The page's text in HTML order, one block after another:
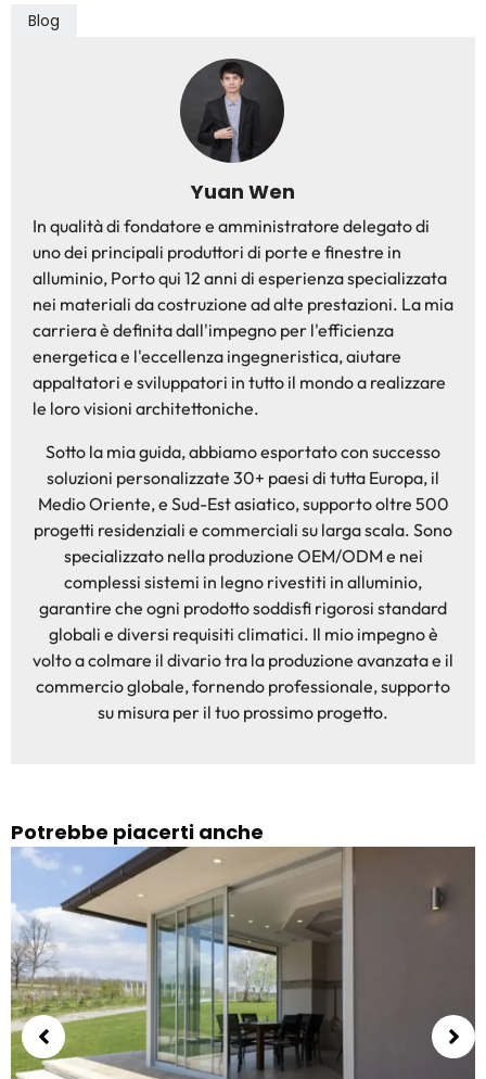
Blog
Yuan Wen
In qualità di fondatore e amministratore delegato di
uno dei principali produttori di porte e finestre in
alluminio, Porto qui 12 anni di esperienza specializzata
nei materiali da costruzione ad alte prestazioni. La mia
carriera è definita dall'impegno per l'efficienza
energetica e l'eccellenza ingegneristica, aiutare
appaltatori e sviluppatori in tutto il mondo a realizzare
le loro visioni architettoniche.
Sotto la mia guida, abbiamo esportato con successo
soluzioni personalizzate 30+ paesi di tutta Europa, il
Medio Oriente, e Sud-Est asiatico, supporto oltre 500
progetti residenziali e commerciali su larga scala. Sono
specializzato nella produzione OEM/ODM e nei
complessi sistemi in legno rivestiti in alluminio,
garantire che ogni prodotto soddisfi rigorosi standard
globali e diversi requisiti climatici. Il mio impegno è
volto a colmare il divario tra la produzione avanzata e il
commercio globale, fornendo professionale, supporto
su misura per il tuo prossimo progetto.
Potrebbe piacerti anche